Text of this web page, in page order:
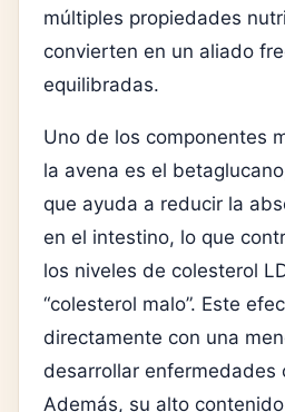
múltiples propiedades
convierten en un aliado
equilibradas.
Uno de los componentes
la avena es el
que ayuda a reducir la
en el intestino, lo que
los niveles de colesterol
“colesterol malo”. Este
directamente con una
desarrollar enfermedades
Además, su alto